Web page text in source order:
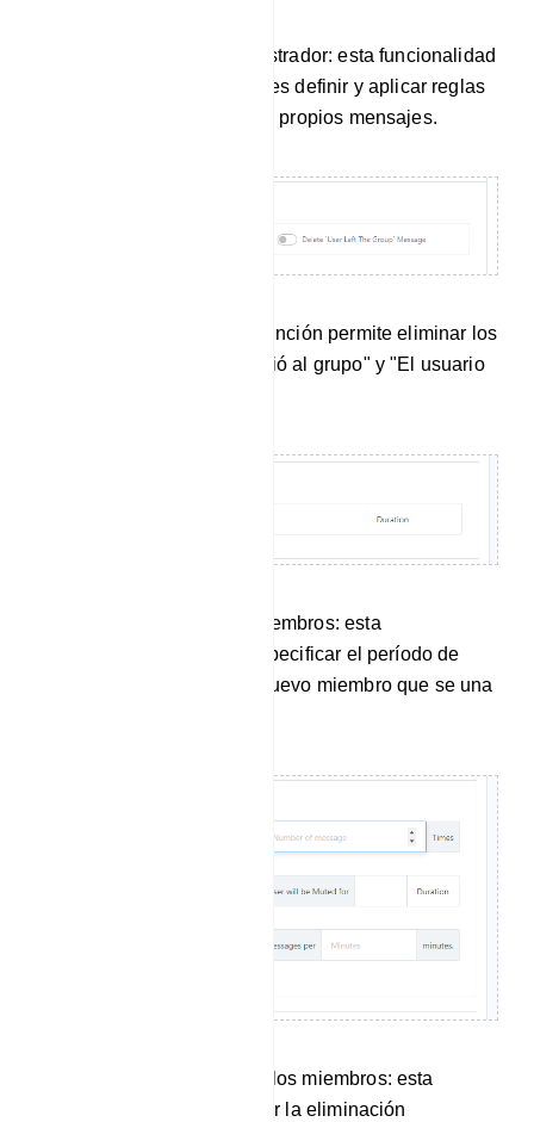
Mensaje de filtro de administrador: esta funcionalidad
permite a los administradores definir y aplicar reglas
de filtrado también para sus propios mensajes.
Mensaje de servicio: esta función permite eliminar los
mensajes "El usuario se unió al grupo" y "El usuario
Restricción para nuevos miembros: esta
funcionalidad le permite especificar el período de
tiempo durante el cual un nuevo miembro que se una
Limitación de mensajes de los miembros: esta
función le permite configurar la eliminación